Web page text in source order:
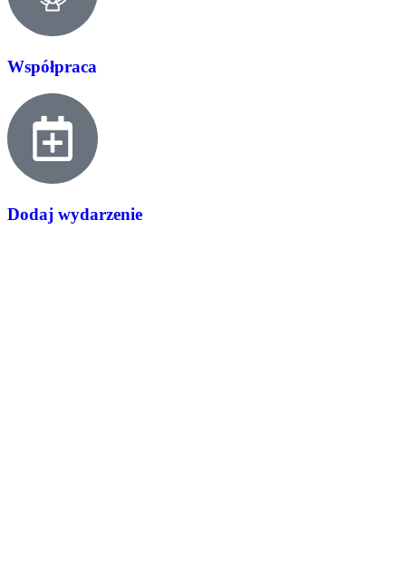
Współpraca
Dodaj wydarzenie